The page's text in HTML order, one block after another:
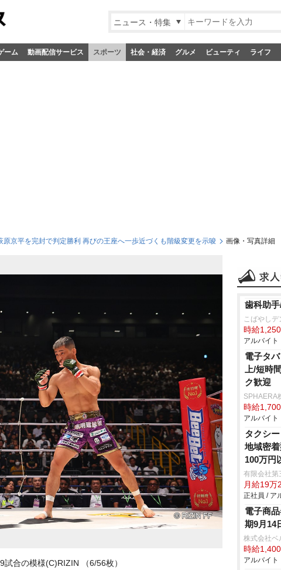
ニュース・特集
ーム 動画配信サービス スポーツ 社会・経済 グルメ ビューティ ライフ
原京平を完封で判定勝利 再びの王座へ一歩近づくも階級変更を示唆 画像・写真詳細
試合の模様(C)RIZIN （6/56枚）
歯科助
こばやしデ
時給
アルバイト
電子タ
上/短時
ク歓迎
SPHAERA
時給
アルバイト
タクシ
地域密
100万円
有限会社第
月給19万
正社員 / ア
電子商
期9月14
株式会社ベ
時給
アルバイト